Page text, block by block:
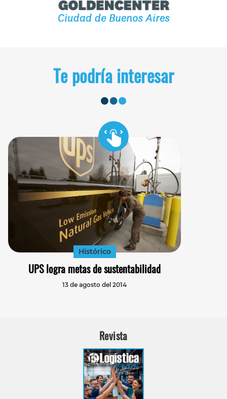
Te podría interesar
Histórico
UPS logra metas de sustentabilidad
13 de agosto del 2014
Revista